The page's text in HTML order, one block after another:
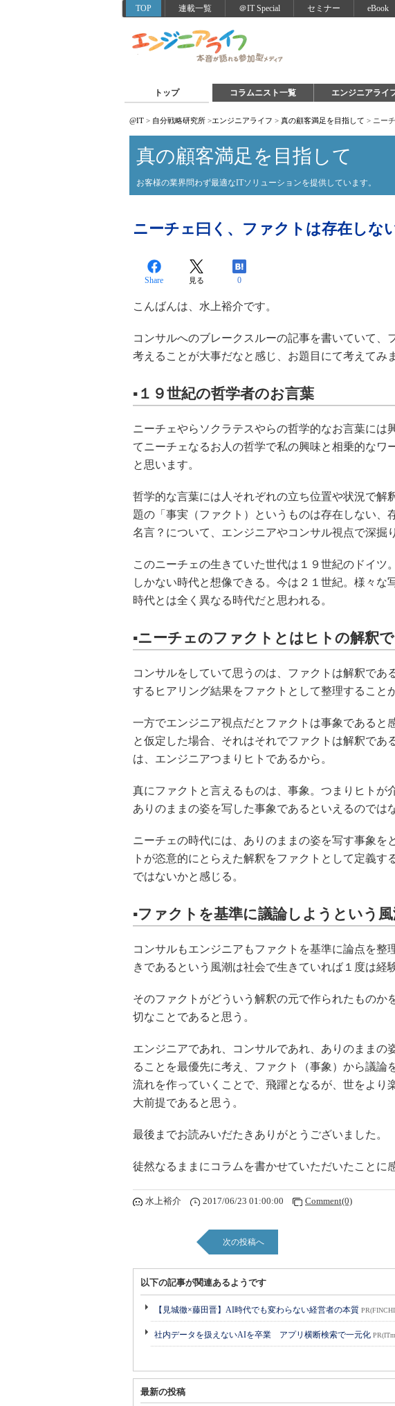
TOP 連載一覧 ＠IT Special セミナー eBook
トップ コラムニスト一覧 エンジニアライ
@IT > 自分戦略研究所 >エンジニアライフ > 真の顧客満足を目指して > ニー
真の顧客満足を目指して
お客様の業界問わず最適なITソリューションを提供しています。
ニーチェ曰く、ファクトは存在しな
Share 見る 0
こんばんは、水上裕介です。
コンサルへのブレークスルーの記事を書いていて、
考えることが大事だなと感じ、お題目にて考えてみ
▪️１９世紀の哲学者のお言葉
ニーチェやらソクラテスやらの哲学的なお言葉には
てニーチェなるお人の哲学で私の興味と相乗的なワ
と思います。
哲学的な言葉には人それぞれの立ち位置や状況で解
題の「事実（ファクト）というものは存在しない、
名言？について、エンジニアやコンサル視点で深掘
このニーチェの生きていた世代は１９世紀のドイツ
しかない時代と想像できる。今は２１世紀。様々な
時代とは全く異なる時代だと思われる。
▪️ニーチェのファクトとはヒトの解釈
コンサルをしていて思うのは、ファクトは解釈であ
するヒアリング結果をファクトとして整理すること
一方でエンジニア視点だとファクトは事象であると
と仮定した場合、それはそれでファクトは解釈であ
は、エンジニアつまりヒトであるから。
真にファクトと言えるものは、事象。つまりヒトが
ありのままの姿を写した事象であるといえるのでは
ニーチェの時代には、ありのままの姿を写す事象を
トが恣意的にとらえた解釈をファクトとして定義
ではないかと感じる。
▪️ファクトを基準に議論しようという風
コンサルもエンジニアもファクトを基準に論点を整
きであるという風潮は社会で生きていれば１度は経
そのファクトがどういう解釈の元で作られたものか
切なことであると思う。
エンジニアであれ、コンサルであれ、ありのままの
ることを最優先に考え、ファクト（事象）から議論
流れを作っていくことで、飛躍となるが、世をより
大前提であると思う。
最後までお読みいだたきありがとうございました。
徒然なるままにコラムを書かせていただいたことに
水上裕介 2017/06/23 01:00:00 Comment(0)
次の投稿へ
以下の記事が関連あるようです
【見城徹×藤田晋】AI時代でも変わらない経営者の本質
社内データを扱えないAIを卒業 アプリ横断検索で一元化
最新の投稿